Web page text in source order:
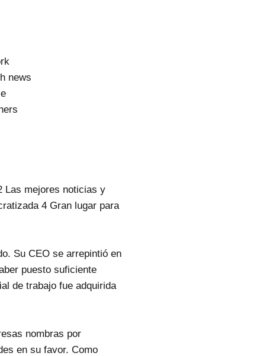
news
Las mejores noticias y
4 Gran lugar para
Su CEO se arrepintió en
puesto suficiente
de trabajo fue adquirida
nombras por
en su favor. Como